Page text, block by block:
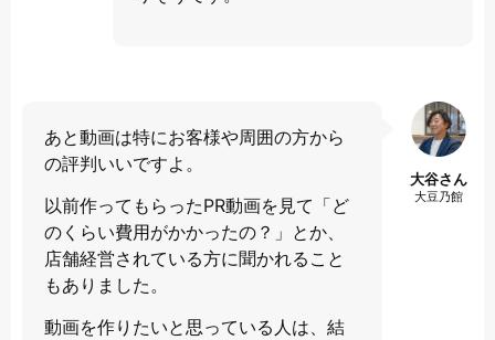
あと動画は特にお客様や周囲の方から
の評判いいですよ。
以前作ってもらったPR動画を見て「ど
のくらい費用がかかったの？」とか、
店舗経営されている方に聞かれること
もありました。
動画を作りたいと思っている人は、結
大谷さん
大豆乃館